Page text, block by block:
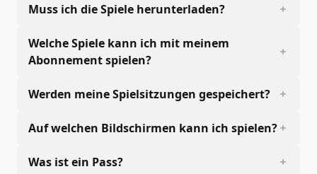
Muss ich die Spiele herunterladen?
Welche Spiele kann ich mit meinem
Abonnement spielen?
Werden meine Spielsitzungen gespeichert?
Auf welchen Bildschirmen kann ich spielen?
Was ist ein Pass?